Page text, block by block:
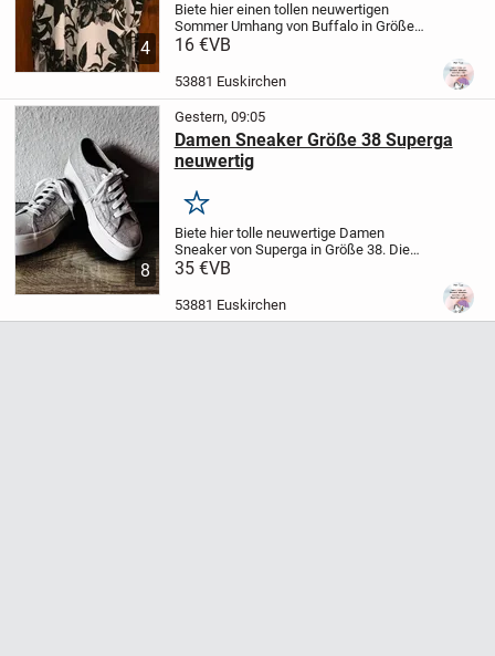
4
Biete hier einen tollen neuwertigen
Sommer Umhang von Buffalo in Größe
32/34. Die Farben sind schwarz und weiß
Tierfreier Haushalt.
16 €VB
53881 Euskirchen
8
Gestern, 09:05
Damen Sneaker Größe 38 Superga
neuwertig
Merken
Biete hier tolle neuwertige Damen
Sneaker von Superga in Größe 38. Die
Farbe ist weiß mit Glitzer. Wir sind ein
Privatverkauf keine Gewährleistung und
Rücknahme....
35 €VB
53881 Euskirchen